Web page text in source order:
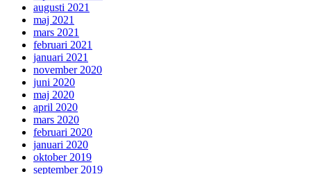
augusti 2021
maj 2021
mars 2021
februari 2021
januari 2021
november 2020
juni 2020
maj 2020
april 2020
mars 2020
februari 2020
januari 2020
oktober 2019
september 2019